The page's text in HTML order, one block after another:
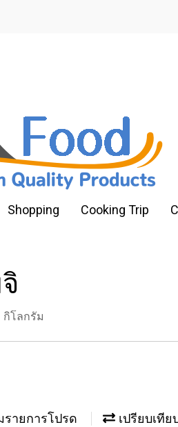
Shopping Cooking Trip
กิโลกรัม
รายการโปรด เปรียบเทีย